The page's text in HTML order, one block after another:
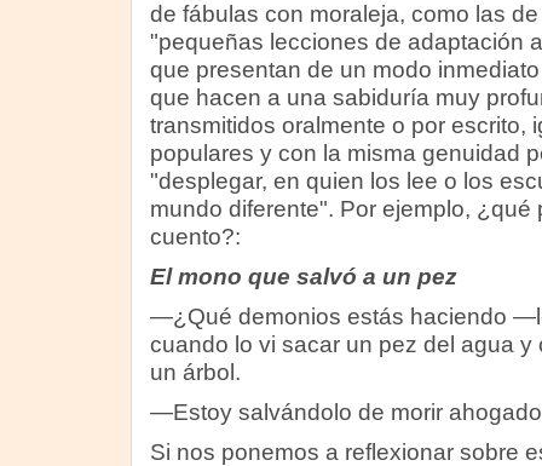
de fábulas con moraleja, como las
"pequeñas lecciones de adaptación
que presentan de un modo
que hacen a una sabiduría muy
transmitidos oralmente o por escrito,
populares y con la misma genuidad
"desplegar, en quien los lee o los
mundo diferente". Por ejemplo,
cuento?:
El mono que salvó a un pez
—¿Qué demonios estás haciendo
cuando lo vi sacar un pez del agua y
un árbol.
—Estoy salvándolo de morir
Si nos ponemos a reflexionar sobre